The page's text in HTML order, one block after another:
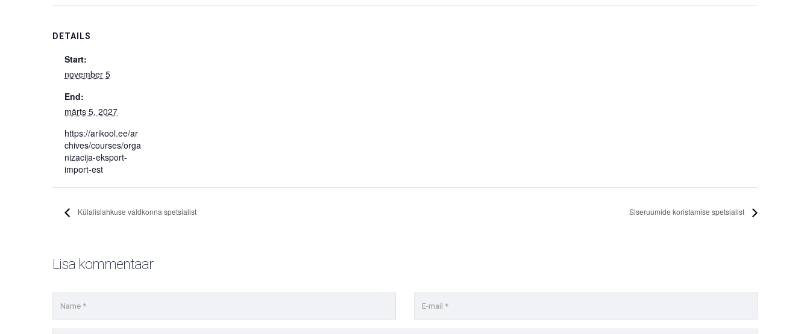
DETAILS
Start:
november 5
End:
märts 5, 2027
https://arikool.ee/ar
chives/courses/orga
nizacija-eksport-
import-est
Külalislahkuse valdkonna spetsialist Siseruumide koristamise spetsialist
Lisa kommentaar